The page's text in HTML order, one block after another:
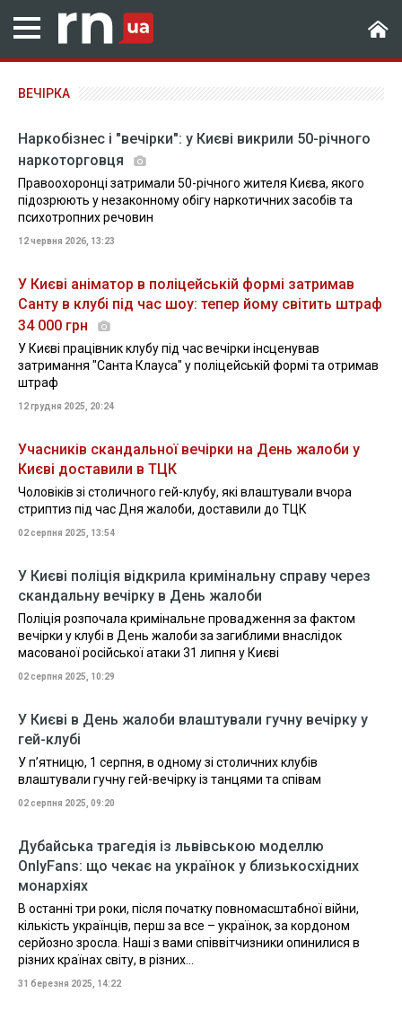
ВЕЧІРКА
Наркобізнес і "вечірки": у Києві викрили 50-річного
наркоторговця
Правоохоронці затримали 50-річного жителя Києва, якого
підозрюють у незаконному обігу наркотичних засобів та
психотропних речовин
12 червня 2026, 13:23
У Києві аніматор в поліцейській формі затримав
Санту в клубі під час шоу: тепер йому світить штраф
34 000 грн
У Києві працівник клубу під час вечірки інсценував
затримання "Санта Клауса" у поліцейській формі та отримав
штраф
12 грудня 2025, 20:24
Учасників скандальної вечірки на День жалоби у
Києві доставили в ТЦК
Чоловіків зі столичного гей-клубу, які влаштували вчора
стриптиз під час Дня жалоби, доставили до ТЦК
02 серпня 2025, 13:54
У Києві поліція відкрила кримінальну справу через
скандальну вечірку в День жалоби
Поліція розпочала кримінальне провадження за фактом
вечірки у клубі в День жалоби за загиблими внаслідок
масованої російської атаки 31 липня у Києві
02 серпня 2025, 10:29
У Києві в День жалоби влаштували гучну вечірку у
гей-клубі
У п’ятницю, 1 серпня, в одному зі столичних клубів
влаштували гучну гей-вечірку із танцями та співам
02 серпня 2025, 09:20
Дубайська трагедія із львівською моделлю
OnlyFans: що чекає на українок у близькосхідних
монархіях
В останні три роки, після початку повномасштабної війни,
кількість українців, перш за все – українок, за кордоном
серйозно зросла. Наші з вами співвітчизники опинилися в
різних країнах світу, в різних...
31 березня 2025, 14:22